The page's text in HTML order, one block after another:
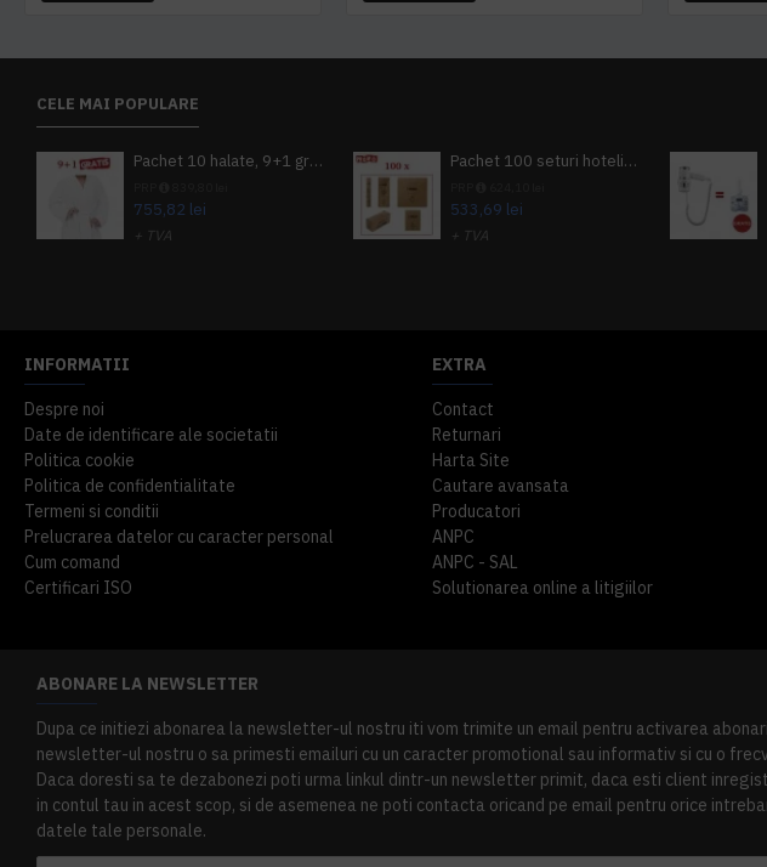
CELE MAI POPULARE
Pachet 10 halate, 9+1 gratuit
755,82 lei
+ TVA
Pachet 100 seturi hoteliere, set dentar, set barbierit, casca de dus, pila unghii, set cusut
533,69 lei
+ TVA
INFORMATII
Despre noi
Date de identificare ale societatii
Politica cookie
Politica de confidentialitate
Termeni si conditii
Prelucrarea datelor cu caracter personal
Cum comand
Certificari ISO
EXTRA
Contact
Returnari
Harta Site
Cautare avansata
Producatori
ANPC
ANPC - SAL
Solutionarea online a litigiilor
ABONARE LA NEWSLETTER
Dupa ce initiezi abonarea la newsletter-ul nostru iti vom trimite un email pentru activarea
newsletter-ul nostru o sa primesti emailuri cu un caracter promotional sau informativ si cu o
Daca doresti sa te dezabonezi poti urma linkul dintr-un newsletter primit, daca esti client
in contul tau in acest scop, si de asemenea ne poti contacta oricand pe email pentru orice
datele tale personale.